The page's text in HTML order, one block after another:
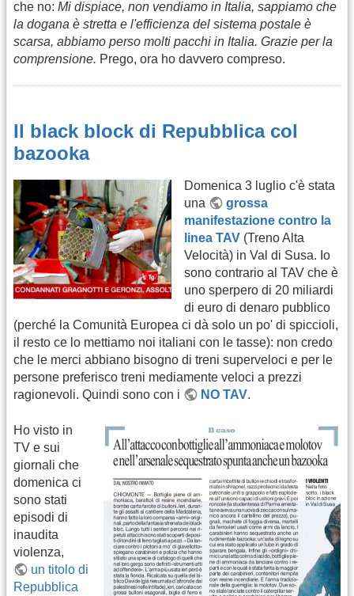
che no: Mi dispiace, non vendiamo in Italia, sappiamo che
la dogana è stretta e l'efficienza del sistema postale è
scarsa, abbiamo perso molti pacchi in Italia. Grazie per la
comprensione. Prego, ora ho davvero compreso.
Il black block di Repubblica col
bazooka
Domenica 3 luglio c'è stata
una
grossa
manifestazione contro la
linea TAV (Treno Alta
Velocità) in Val di Susa. Io
sono contrario al TAV che è
uno sperpero di 20 miliardi
di euro di denaro pubblico
(perché la Comunità Europea ci dà solo un po' di spiccioli,
il resto ce lo mettiamo noi italiani con le tasse): non credo
che le merci abbiano bisogno di treni superveloci e per le
persone preferisco treni mediamente veloci a prezzi
ragionevoli. Quindi sono con i
NO TAV.
Ho visto in
TV e sui
giornali che
domenica ci
sono stati
episodi di
inaudita
violenza,
un titolo di
Repubblica